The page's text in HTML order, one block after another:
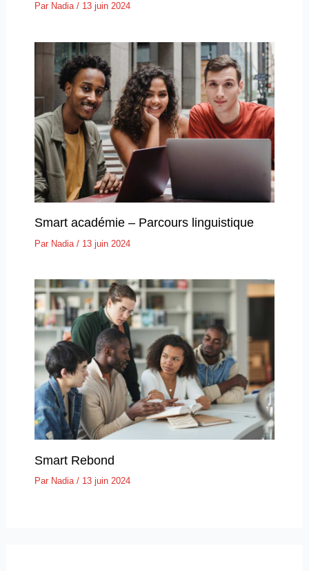
Par Nadia / 13 juin 2024
Smart académie – Parcours linguistique
Par Nadia / 13 juin 2024
Smart Rebond
Par Nadia / 13 juin 2024